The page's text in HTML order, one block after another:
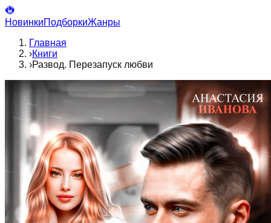
НовинкиПодборкиЖанры
Главная
›Книги
›Развод. Перезапуск любви